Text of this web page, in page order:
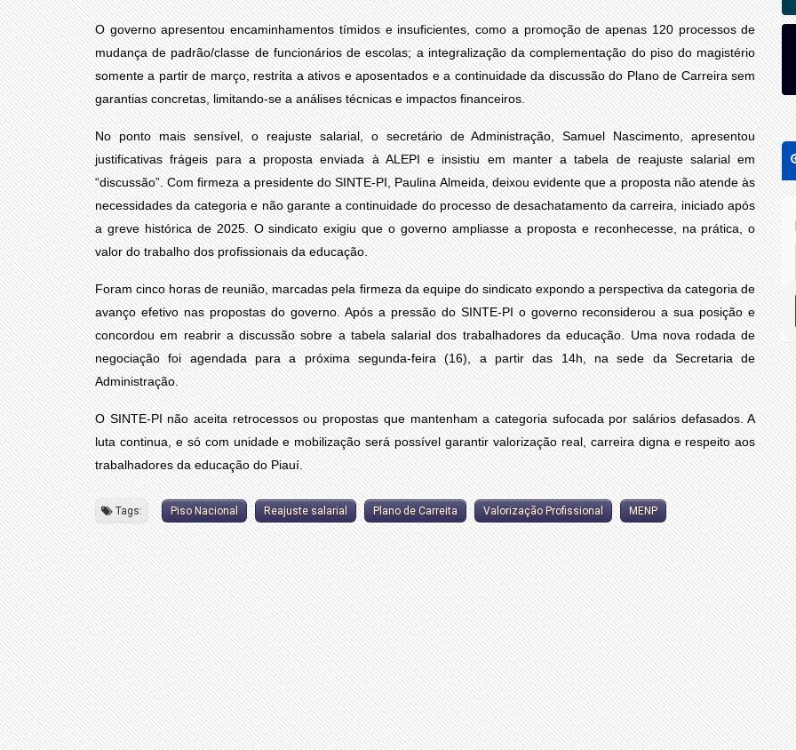
O governo apresentou encaminhamentos tímidos e insuficientes, como a promoção de apenas 120 processos de
mudança de padrão/classe de funcionários de escolas; a integralização da complementação do piso do magistério
somente a partir de março, restrita a ativos e aposentados e a continuidade da discussão do Plano de Carreira sem
garantias concretas, limitando-se a análises técnicas e impactos financeiros.
No ponto mais sensível, o reajuste salarial, o secretário de Administração, Samuel Nascimento, apresentou
justificativas frágeis para a proposta enviada à ALEPI e insistiu em manter a tabela de reajuste salarial em
“discussão”. Com firmeza a presidente do SINTE-PI, Paulina Almeida, deixou evidente que a proposta não atende às
necessidades da categoria e não garante a continuidade do processo de desachatamento da carreira, iniciado após
a greve histórica de 2025. O sindicato exigiu que o governo ampliasse a proposta e reconhecesse, na prática, o
valor do trabalho dos profissionais da educação.
Foram cinco horas de reunião, marcadas pela firmeza da equipe do sindicato expondo a perspectiva da categoria de
avanço efetivo nas propostas do governo. Após a pressão do SINTE-PI o governo reconsiderou a sua posição e
concordou em reabrir a discussão sobre a tabela salarial dos trabalhadores da educação. Uma nova rodada de
negociação foi agendada para a próxima segunda-feira (16), a partir das 14h, na sede da Secretaria de
Administração.
O SINTE-PI não aceita retrocessos ou propostas que mantenham a categoria sufocada por salários defasados. A
luta continua, e só com unidade e mobilização será possível garantir valorização real, carreira digna e respeito aos
trabalhadores da educação do Piauí.
Tags: Piso Nacional Reajuste salarial Plano de Carreita Valorização Profissional MENP